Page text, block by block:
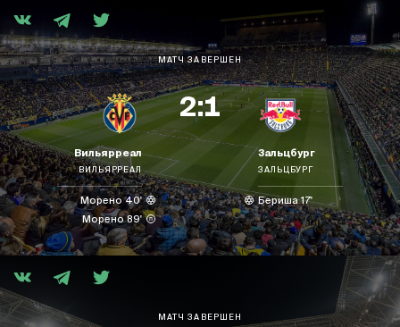
МАТЧ ЗАВЕРШЕН
Вильярреал
ВИЛЬЯРРЕАЛ
Морено 40'
Морено 89'
2:1
Зальцбург
ЗАЛЬЦБУРГ
Бериша 17'
МАТЧ ЗАВЕРШЕН